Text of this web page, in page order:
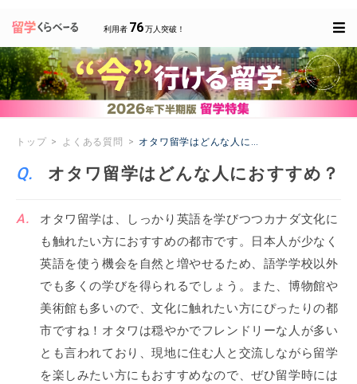
利用者 76万人突破！
トップ よくある質問 オタワ留学はどんな人におすすめ？
オタワ留学はどんな人におすすめ？
オタワ留学は、しっかり英語を学びつつカナダ文化に
も触れたい方におすすめの都市です。日本人が少なく
英語を使う機会を自然と増やせるため、語学学校以外
でも多くの学びを得られるでしょう。また、博物館や
美術館も多いので、文化に触れたい方にぴったりの都
市ですね！オタワは穏やかでフレンドリーな人が多い
とも言われており、現地に住む人と交流しながら留学
を楽しみたい方にもおすすめなので、ぜひ留学時には